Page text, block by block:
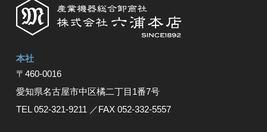
本社
〒460-0016
愛知県名古屋市中区橘⼆丁⽬1番7号
TEL 052-321-9211 ／FAX 052-332-5557